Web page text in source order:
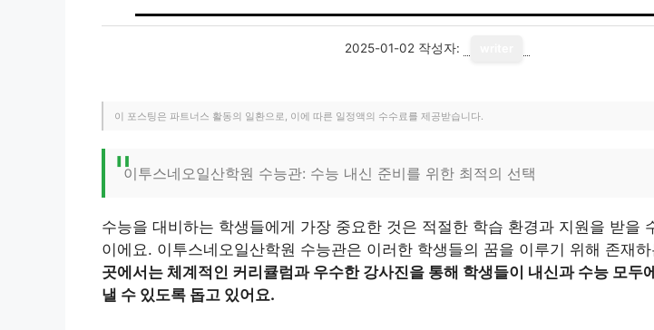
2025-01-02 작성자:
이 포스팅은 파트너스 활동의 일환으로, 이에 따른 일정액의 수수료를 제공받습니다.
이투스네오일산학원 수능관: 수능 내신 준비를 위한 최적의 선택
수능을 대비하는 학생들에게 가장 중요한 것은 적절한 학습 환경과 지원을 받을
이에요. 이투스네오일산학원 수능관은 이러한 학생들의 꿈을 이루기 위해 존재
곳에서는 체계적인 커리큘럼과 우수한 강사진을 통해 학생들이 내신과 수능 모두
낼 수 있도록 돕고 있어요.